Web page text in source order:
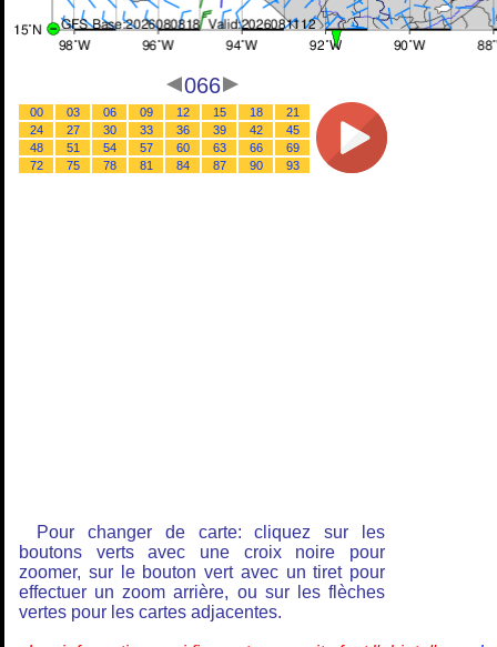
066
00 03 06 09 12 15 18
21
24
27 30 33 36 39 42
45
48
51 54 57 60 63 66
69
72
75 78 81 84 87 90 93
Pour changer de carte: cliquez sur les
boutons verts avec une croix noire pour
zoomer, sur le bouton vert avec un tiret pour
effectuer un zoom arrière, ou sur les flèches
vertes pour les cartes adjacentes.